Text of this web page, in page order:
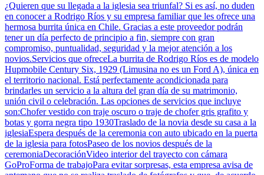
¿Quieren que su llegada a la iglesia sea triunfal? Si es así, no duden
en conocer a Rodrigo Ríos y su empresa familiar que les ofrece una
hermosa burrita única en Chile. Gracias a este proveedor podrán
tener un día perfecto de principio a fin, siempre con gran
compromiso, puntualidad, seguridad y la mejor atención a los
novios.Servicios que ofreceLa burrita de Rodrigo Ríos es de modelo
Hupmobile Century Six, 1929 (Limusina no es un Ford A), única en
el territorio nacional. Está perfectamente acondicionada para
brindarles un servicio a la altura del gran día de su matrimonio,
unión civil o celebración. Las opciones de servicios que incluye
son:Chofer vestido con traje oscuro o traje de chofer gris grafito y
botas y gorra negra tipo 1930Traslado de la novia desde su casa a la
iglesiaEspera después de la ceremonia con auto ubicado en la puerta
de la iglesia para fotosPaseo de los novios después de la
ceremoniaDecoraciónVideo interior del trayecto con cámara
GoProForma de trabajoPara evitar sorpresas, esta empresa avisa de